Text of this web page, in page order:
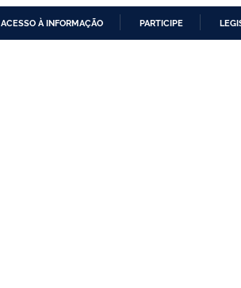
ACESSO À INFORMAÇÃO PARTICIPE